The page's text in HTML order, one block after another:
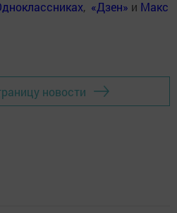
, «Дзен» и Макс
новости